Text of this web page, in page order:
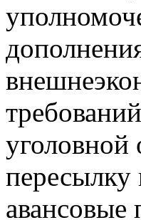
уголовной
пересылку
авансовые